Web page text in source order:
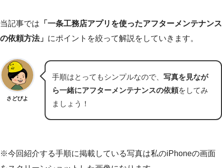
当記事では 「一条工務店アプリを使ったアフターメンテナンス
の依頼方法」 にポイントを絞って解説をしていきます。
さどぴよ
手順はとってもシンプルなので、 写真を見なが
ら一緒にアフターメンテナンスの依頼をしてみ
ましょう！
※今回紹介する手順に掲載している写真は私のiPhoneの画面